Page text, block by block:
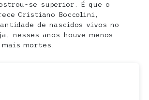
se superior. É que o
Cristiano Boccolini,
de nascidos vivos no
nesses anos houve menos
mortes.